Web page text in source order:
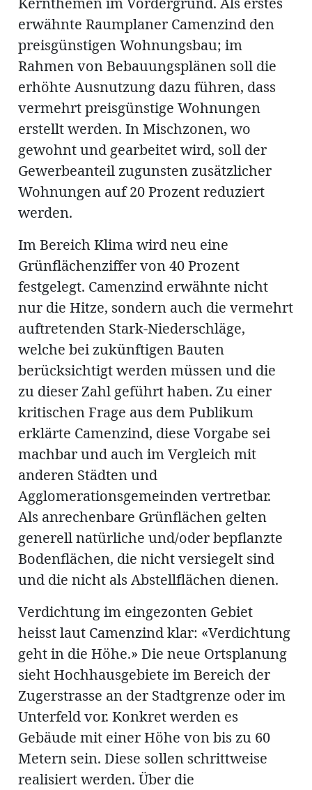
erwähnte Raumplaner Camenzind den
preisgünstigen Wohnungsbau; im
Rahmen von Bebauungsplänen soll die
erhöhte Ausnutzung dazu führen, dass
vermehrt preisgünstige Wohnungen
erstellt werden. In Mischzonen, wo
gewohnt und gearbeitet wird, soll der
Gewerbeanteil zugunsten zusätzlicher
Wohnungen auf 20 Prozent reduziert
werden.
Im Bereich Klima wird neu eine
Grünflächenziffer von 40 Prozent
festgelegt. Camenzind erwähnte nicht
nur die Hitze, sondern auch die vermehrt
auftretenden Stark-Niederschläge,
welche bei zukünftigen Bauten
berücksichtigt werden müssen und die
zu dieser Zahl geführt haben. Zu einer
kritischen Frage aus dem Publikum
erklärte Camenzind, diese Vorgabe sei
machbar und auch im Vergleich mit
anderen Städten und
Agglomerationsgemeinden vertretbar.
Als anrechenbare Grünflächen gelten
generell natürliche und/oder bepflanzte
Bodenflächen, die nicht versiegelt sind
und die nicht als Abstellflächen dienen.
Verdichtung im eingezonten Gebiet
heisst laut Camenzind klar: «Verdichtung
geht in die Höhe.» Die neue Ortsplanung
sieht Hochhausgebiete im Bereich der
Zugerstrasse an der Stadtgrenze oder im
Unterfeld vor. Konkret werden es
Gebäude mit einer Höhe von bis zu 60
Metern sein. Diese sollen schrittweise
realisiert werden. Über die